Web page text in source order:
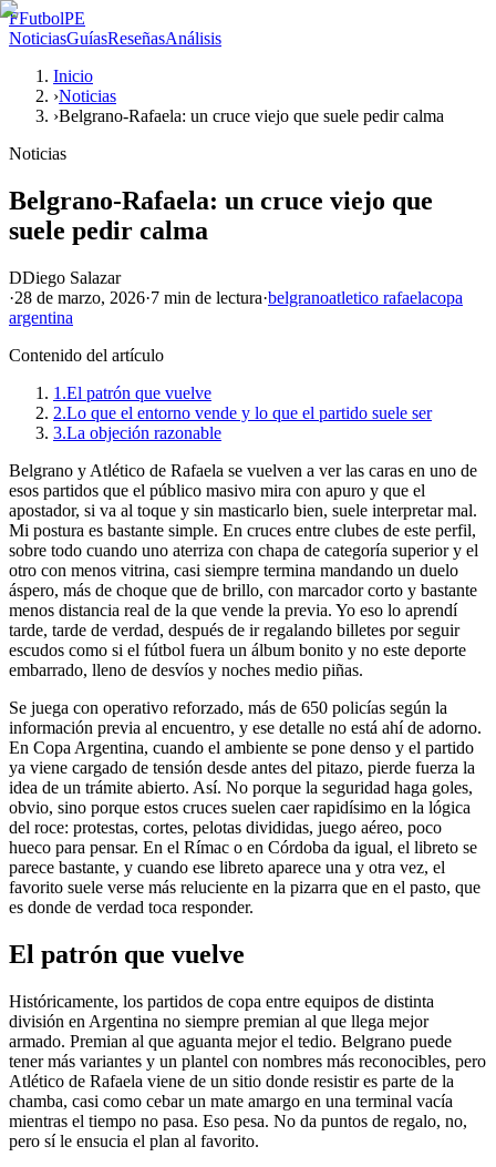
FFutbolPE
NoticiasGuíasReseñasAnálisis
Inicio
›Noticias
›Belgrano-Rafaela: un cruce viejo que suele pedir calma
Noticias
Belgrano-Rafaela: un cruce viejo que
suele pedir calma
DDiego Salazar
·28 de marzo, 2026·7 min de lectura·belgranoatletico rafaelacopa
argentina
Contenido del artículo
1.El patrón que vuelve
2.Lo que el entorno vende y lo que el partido suele ser
3.La objeción razonable
Belgrano y Atlético de Rafaela se vuelven a ver las caras en uno de
esos partidos que el público masivo mira con apuro y que el
apostador, si va al toque y sin masticarlo bien, suele interpretar mal.
Mi postura es bastante simple. En cruces entre clubes de este perfil,
sobre todo cuando uno aterriza con chapa de categoría superior y el
otro con menos vitrina, casi siempre termina mandando un duelo
áspero, más de choque que de brillo, con marcador corto y bastante
menos distancia real de la que vende la previa. Yo eso lo aprendí
tarde, tarde de verdad, después de ir regalando billetes por seguir
escudos como si el fútbol fuera un álbum bonito y no este deporte
embarrado, lleno de desvíos y noches medio piñas.
Se juega con operativo reforzado, más de 650 policías según la
información previa al encuentro, y ese detalle no está ahí de adorno.
En Copa Argentina, cuando el ambiente se pone denso y el partido
ya viene cargado de tensión desde antes del pitazo, pierde fuerza la
idea de un trámite abierto. Así. No porque la seguridad haga goles,
obvio, sino porque estos cruces suelen caer rapidísimo en la lógica
del roce: protestas, cortes, pelotas divididas, juego aéreo, poco
hueco para pensar. En el Rímac o en Córdoba da igual, el libreto se
parece bastante, y cuando ese libreto aparece una y otra vez, el
favorito suele verse más reluciente en la pizarra que en el pasto, que
es donde de verdad toca responder.
El patrón que vuelve
Históricamente, los partidos de copa entre equipos de distinta
división en Argentina no siempre premian al que llega mejor
armado. Premian al que aguanta mejor el tedio. Belgrano puede
tener más variantes y un plantel con nombres más reconocibles, pero
Atlético de Rafaela viene de un sitio donde resistir es parte de la
chamba, casi como cebar un mate amargo en una terminal vacía
mientras el tiempo no pasa. Eso pesa. No da puntos de regalo, no,
pero sí le ensucia el plan al favorito.